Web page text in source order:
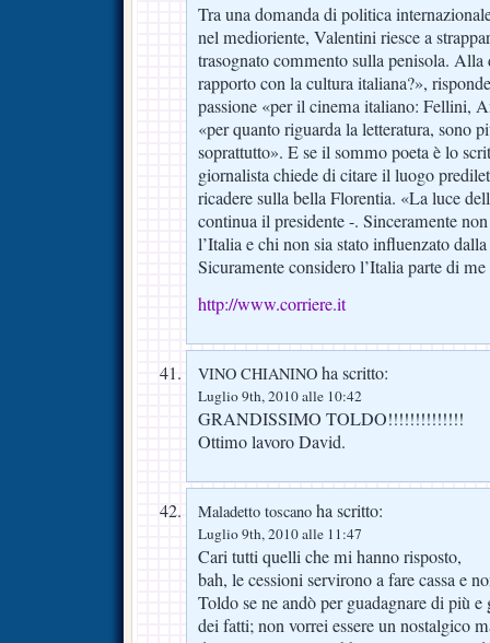
Tra una domanda di politica
nel medioriente, Valentini riesce a
trasognato commento sulla penisola.
rapporto con la cultura italiana?»,
passione «per il cinema italiano: Fellini,
«per quanto riguarda la letteratura, sono
soprattutto». E se il sommo poeta è lo
giornalista chiede di citare il luogo
ricadere sulla bella Florentia. «La luce
continua il presidente -. Sinceramente
l’Italia e chi non sia stato influenzato
Sicuramente considero l’Italia parte di me
http://www.corriere.it
VINO CHIANINO ha scritto:
Luglio 9th, 2010 alle 10:42
GRANDISSIMO TOLDO!!!!!!!!!!!!!!
Ottimo lavoro David.
Maladetto toscano ha scritto:
Luglio 9th, 2010 alle 11:47
Cari tutti quelli che mi hanno risposto,
bah, le cessioni servirono a fare cassa e
Toldo se ne andò per guadagnare di più
dei fatti; non vorrei essere un nostalgico